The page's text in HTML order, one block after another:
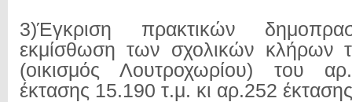
3)Έγκριση πρακτικών
εκμίσθωση των σχολικών κλήρων
(οικισμός Λουτροχωρίου) του
έκτασης 15.190 τ.μ. κι αρ.252